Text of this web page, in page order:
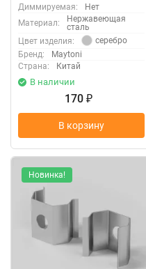
Диммируемая:
Нет
Материал:
Нержавеющая
сталь
Цвет изделия:
серебро
Бренд:
Maytoni
Страна:
Китай
В наличии
170 ₽
В корзину
Новинка!